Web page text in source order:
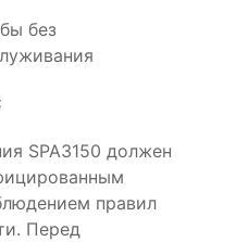
без
SPA3150 должен
правил
Перед